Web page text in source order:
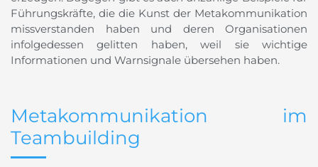
Führungskräfte, die die Kunst der Metakommunikation
missverstanden haben und deren Organisationen
infolgedessen gelitten haben, weil sie wichtige
Informationen und Warnsignale übersehen haben.
Metakommunikation im
Teambuilding